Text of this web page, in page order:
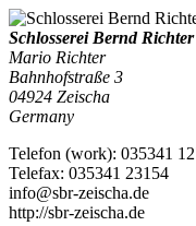
Schlosserei Bernd Richter
Mario Richter
Bahnhofstraße 3
04924 Zeischa
Germany
Telefon (work): 035341
Telefax: 035341 23154
info@sbr-zeischa.de
http://sbr-zeischa.de